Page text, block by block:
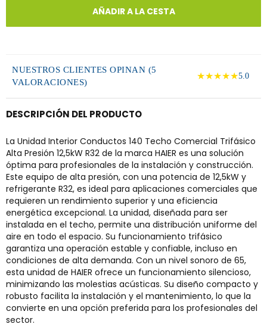
AÑADIR A LA CESTA
NUESTROS CLIENTES OPINAN (5
VALORACIONES)
★★★★★5.0
DESCRIPCIÓN DEL PRODUCTO
La Unidad Interior Conductos 140 Techo Comercial Trifásico
Alta Presión 12,5kW R32 de la marca HAIER es una solución
óptima para profesionales de la instalación y construcción.
Este equipo de alta presión, con una potencia de 12,5kW y
refrigerante R32, es ideal para aplicaciones comerciales que
requieren un rendimiento superior y una eficiencia
energética excepcional. La unidad, diseñada para ser
instalada en el techo, permite una distribución uniforme del
aire en todo el espacio. Su funcionamiento trifásico
garantiza una operación estable y confiable, incluso en
condiciones de alta demanda. Con un nivel sonoro de 65,
esta unidad de HAIER ofrece un funcionamiento silencioso,
minimizando las molestias acústicas. Su diseño compacto y
robusto facilita la instalación y el mantenimiento, lo que la
convierte en una opción preferida para los profesionales del
sector.